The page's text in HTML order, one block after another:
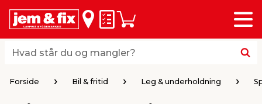
Hvad står du og mangler?
Hvad står du og mangler?
Huskeseddel
Indkøbskurv
Menu
& varme
Forside Bil & fritid Leg & underholdning